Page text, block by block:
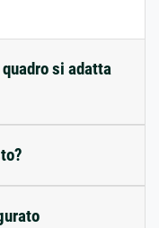
si adatta